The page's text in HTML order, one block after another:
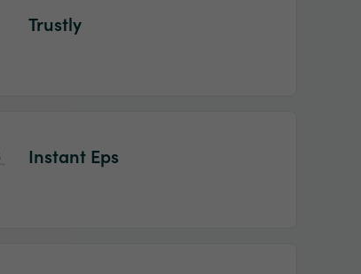
Trustly
Instant Eps